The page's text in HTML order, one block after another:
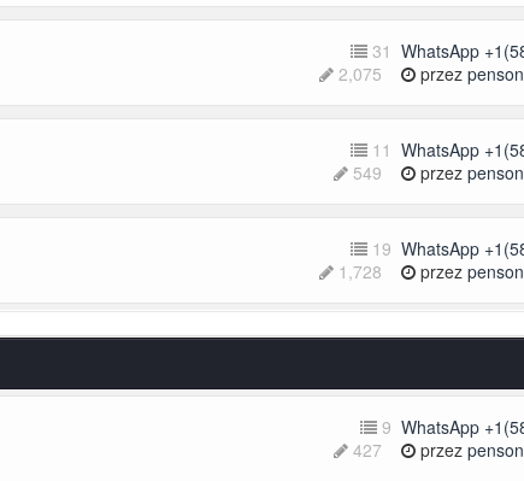
31
2,075
WhatsApp
przezpenson
11
549
WhatsApp
przezpenson
19
1,728
WhatsApp
przezpenson
9
427
WhatsApp
przezpenson